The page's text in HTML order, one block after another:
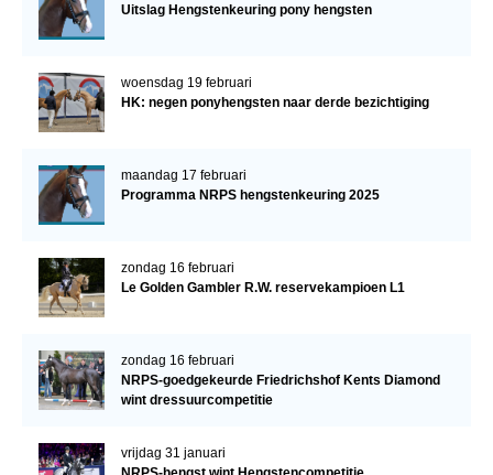
Uitslag Hengstenkeuring pony hengsten
woensdag 19 februari
HK: negen ponyhengsten naar derde bezichtiging
maandag 17 februari
Programma NRPS hengstenkeuring 2025
zondag 16 februari
Le Golden Gambler R.W. reservekampioen L1
zondag 16 februari
NRPS-goedgekeurde Friedrichshof Kents Diamond
wint dressuurcompetitie
vrijdag 31 januari